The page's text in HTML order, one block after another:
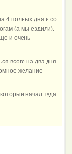
4 полных дня и со
(а мы ездили),
и очень
всего на два дня
желание
начал туда